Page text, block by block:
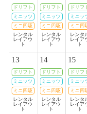
2019/01/22
TVアニメ「ガーリー・エ
花、プラモデル組み立て企
TVアニメ「ガーリー・エ
花、プラモデル組み立て企
2019/01/14
TVアニメ「ガーリー・エ
カテゴリ：キャンペーン
お客様感謝祭2022春プ
カテゴリ：キャンペーン
お客様感謝祭2022春開催
2022/04/23(土)～2022/05/
カテゴリ：キャンペーン
ドリフト
ミニッツ
ミニ四駆
レンタル
レイアウ
ト
ドリフト
ミニッツ
ミニ四駆
レンタル
レイアウ
ト
ドリフ
ミニッ
ミニ四
レンタ
レイア
ト
13
ドリフト
ミニッツ
ミニ四駆
レンタル
レイアウ
ト
14
ドリフト
ミニッツ
ミニ四駆
レンタル
レイアウ
ト
15
ドリフ
ミニッ
ミニ四
レンタ
レイア
ト